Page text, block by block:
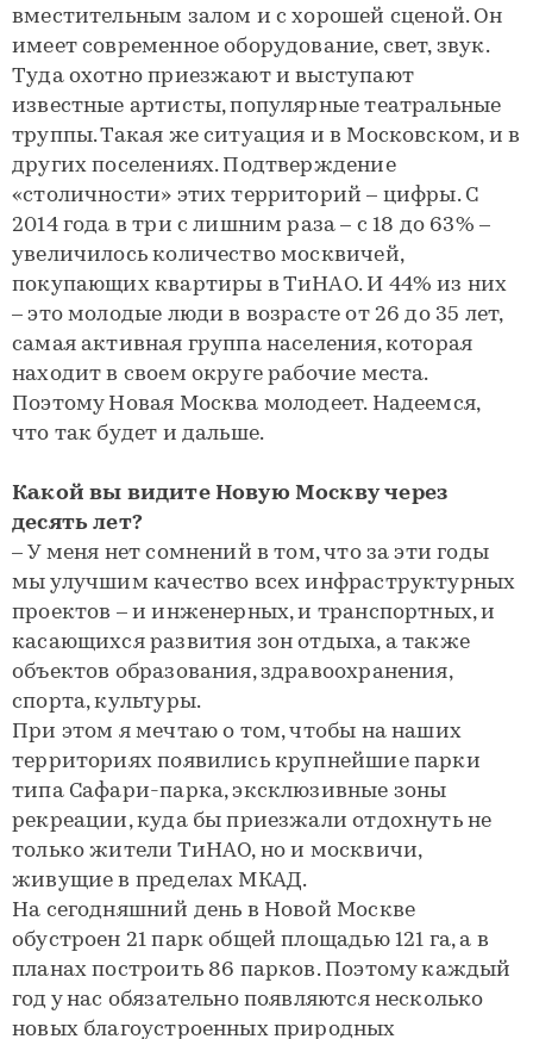
вместительным залом и с хорошей сценой. Он
имеет современное оборудование, свет, звук.
Туда охотно приезжают и выступают
известные артисты, популярные театральные
труппы. Такая же ситуация и в Московском, и в
других поселениях. Подтверждение
«столичности» этих территорий – цифры. С
2014 года в три с лишним раза – с 18 до 63% –
увеличилось количество москвичей,
покупающих квартиры в ТиНАО. И 44% из них
– это молодые люди в возрасте от 26 до 35 лет,
самая активная группа населения, которая
находит в своем округе рабочие места.
Поэтому Новая Москва молодеет. Надеемся,
что так будет и дальше.
Какой вы видите Новую Москву через
десять лет?
– У меня нет сомнений в том, что за эти годы
мы улучшим качество всех инфраструктурных
проектов – и инженерных, и транспортных, и
касающихся развития зон отдыха, а также
объектов образования, здравоохранения,
спорта, культуры.
При этом я мечтаю о том, чтобы на наших
территориях появились крупнейшие парки
типа Сафари-парка, эксклюзивные зоны
рекреации, куда бы приезжали отдохнуть не
только жители ТиНАО, но и москвичи,
живущие в пределах МКАД.
На сегодняшний день в Новой Москве
обустроен 21 парк общей площадью 121 га, а в
планах построить 86 парков. Поэтому каждый
год у нас обязательно появляются несколько
новых благоустроенных природных